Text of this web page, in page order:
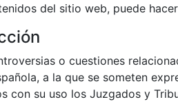
del sitio web, puede
o cuestiones
a la que se someten
con su uso los Juzgados y